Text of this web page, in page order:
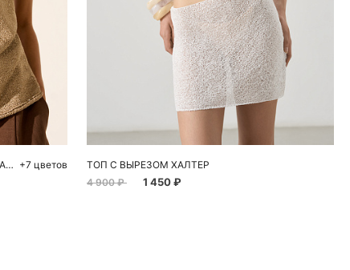
L
ТРИКОТАЖНЫЙ ТОП ИЗ ХЛОПКА С ПАЙЕТКАМИ +7 цветов
Добавить в корзину
M
ТОП С ВЫРЕЗОМ ХАЛТЕР
4 900 ₽
1 450 ₽